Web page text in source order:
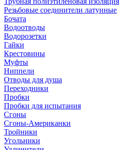
Резьбовые соединители латунные
Бочата
Водоотводы
Водорозетки
Гайки
Крестовины
Муфты
Ниппели
Отводы для душа
Переходники
Пробки
Пробки для испытания
Сгоны
Сгоны-Американки
Тройники
Угольники